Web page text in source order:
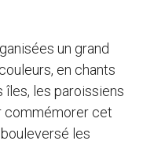
un grand
en chants
îles, les paroissiens
commémorer cet
les